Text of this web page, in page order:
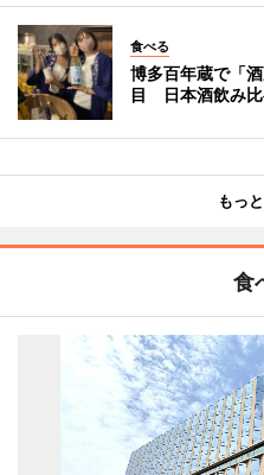
食べる
博多百年蔵で「
目 日本酒飲み
もっ
食